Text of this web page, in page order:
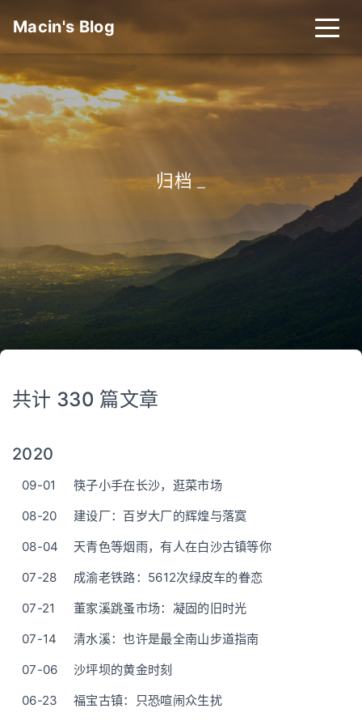
Macin's Blog
归档_
共计 330 篇文章
2020
09-01
筷子小手在长沙，逛菜市场
08-20
建设厂：百岁大厂的辉煌与落寞
08-04
天青色等烟雨，有人在白沙古镇等你
07-28
成渝老铁路：5612次绿皮车的眷恋
07-21
董家溪跳蚤市场：凝固的旧时光
07-14
清水溪：也许是最全南山步道指南
07-06
沙坪坝的黄金时刻
06-23
福宝古镇：只恐喧闹众生扰